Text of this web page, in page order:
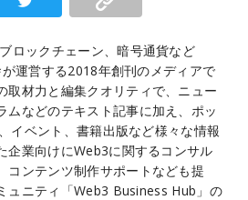
ロックチェーン、暗号通貨など
運営する2018年創刊のメディアで
取材力と編集クオリティで、ニュー
ムなどのテキスト記事に加え、ポッ
イベント、書籍出版など様々な情報
企業向けにWeb3に関するコンサル
コンテンツ制作サポートなども提
ュニティ「Web3 Business Hub」の